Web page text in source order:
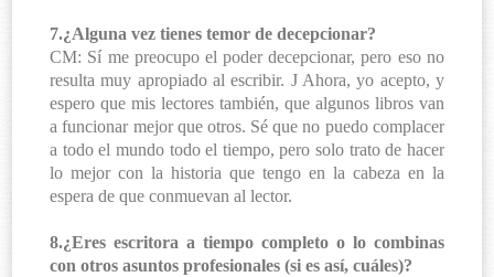
7.¿Alguna vez tienes temor de decepcionar?
CM: Sí me preocupo el poder decepcionar, pero eso no
resulta muy apropiado al escribir. JAhora, yo acepto, y
espero que mis lectores también, que algunos libros van
a funcionar mejor que otros. Sé que no puedo complacer
a todo el mundo todo el tiempo, pero solo trato de hacer
lo mejor con la historia que tengo en la cabeza en la
espera de que conmuevan al lector.
8.¿Eres escritora a tiempo completo o lo combinas
con otros asuntos profesionales (si es así, cuáles)?